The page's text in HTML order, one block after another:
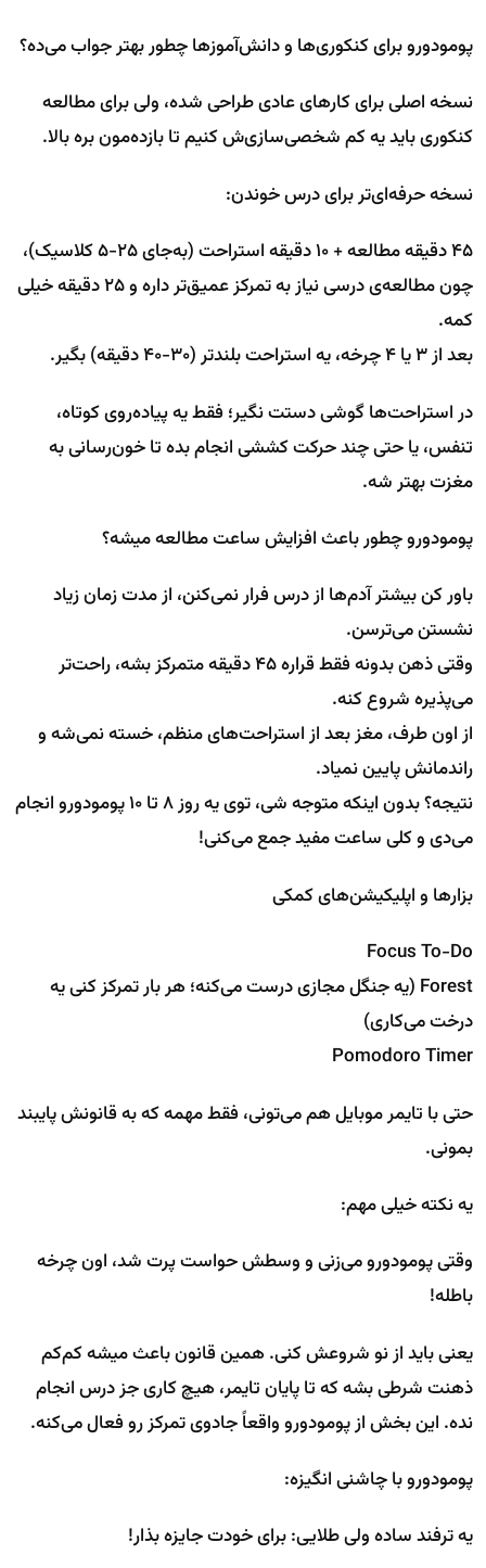
پومودورو برای کنکوری‌ها و دانش‌آموزها چطور بهتر جواب می‌ده؟
نسخه اصلی برای کارهای عادی طراحی شده، ولی برای مطالعه
کنکوری باید یه کم شخصی‌سازی‌ش کنیم تا بازده‌مون بره بالا.
نسخه حرفه‌ای‌تر برای درس خوندن:
۴۵ دقیقه مطالعه + ۱۰ دقیقه استراحت (به‌جای ۲۵-۵ کلاسیک)،
چون مطالعه‌ی درسی نیاز به تمرکز عمیق‌تر داره و ۲۵ دقیقه خیلی
کمه.
بعد از ۳ یا ۴ چرخه، یه استراحت بلندتر (۳۰-۴۰ دقیقه) بگیر.
در استراحت‌ها گوشی دستت نگیر؛ فقط یه پیاده‌روی کوتاه،
تنفس، یا حتی چند حرکت کششی انجام بده تا خون‌رسانی به
مغزت بهتر شه.
پومودورو چطور باعث افزایش ساعت مطالعه میشه؟
باور کن بیشتر آدم‌ها از درس فرار نمی‌کنن، از مدت زمان زیاد
نشستن می‌ترسن.
وقتی ذهن بدونه فقط قراره ۴۵ دقیقه متمرکز بشه، راحت‌تر
می‌پذیره شروع کنه.
از اون طرف، مغز بعد از استراحت‌های منظم، خسته نمی‌شه و
راندمانش پایین نمیاد.
نتیجه؟ بدون اینکه متوجه شی، توی یه روز ۸ تا ۱۰ پومودورو انجام
می‌دی و کلی ساعت مفید جمع می‌کنی!
بزارها و اپلیکیشن‌های کمکی
Focus To-Do
Forest (یه جنگل مجازی درست می‌کنه؛ هر بار تمرکز کنی یه
درخت می‌کاری)
Pomodoro Timer
حتی با تایمر موبایل هم می‌تونی، فقط مهمه که به قانونش پایبند
بمونی.
یه نکته خیلی مهم:
وقتی پومودورو می‌زنی و وسطش حواست پرت شد، اون چرخه
باطله!
یعنی باید از نو شروعش کنی. همین قانون باعث میشه کم‌کم
ذهنت شرطی بشه که تا پایان تایمر، هیچ کاری جز درس انجام
نده. این بخش از پومودورو واقعاً جادوی تمرکز رو فعال می‌کنه.
پومودورو با چاشنی انگیزه:
یه ترفند ساده ولی طلایی: برای خودت جایزه بذار!